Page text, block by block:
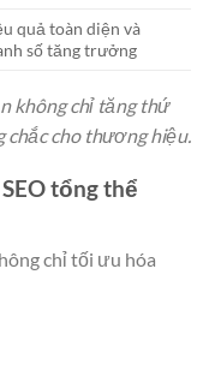
quả toàn diện và
số tăng trưởng
không chỉ tăng thứ
chắc cho thương hiệu.
tổng thể
chỉ tối ưu hóa